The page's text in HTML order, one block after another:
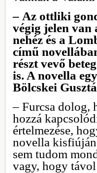
– Az ottliki
végig jelen van
nehéz és a
című
részt vevő
is. A novella
Bölcskei
– Furcsa dolog,
hozzá
értelmezése,
novella
sem tudom
vagy, hogy